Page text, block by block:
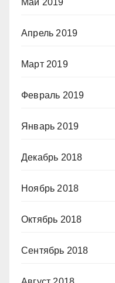
Апрель 2019
Март 2019
Февраль 2019
Январь 2019
Декабрь 2018
Ноябрь 2018
Октябрь 2018
Сентябрь 2018